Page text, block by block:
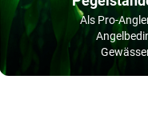
Als Pro-